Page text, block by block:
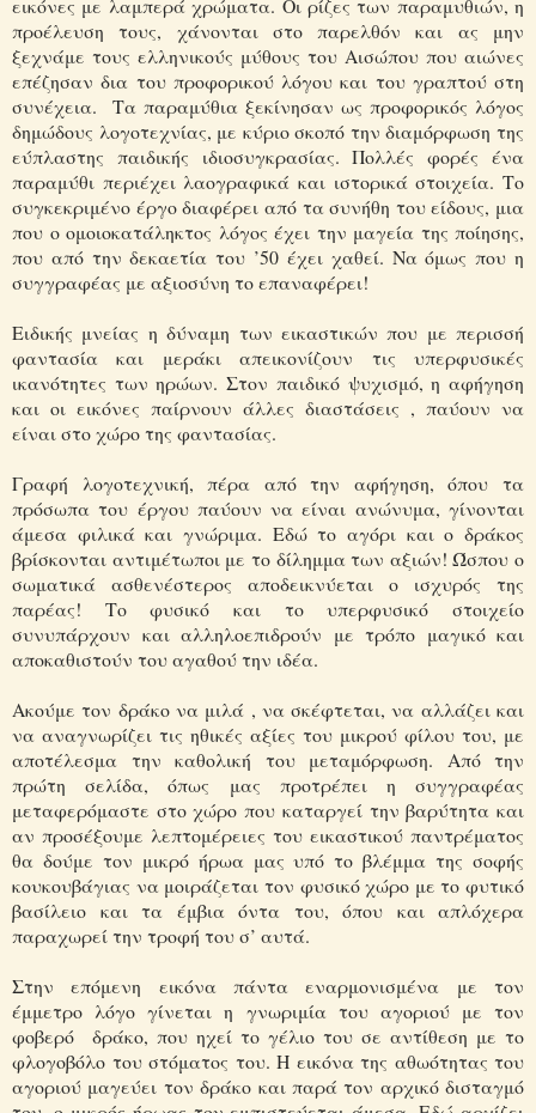
εικόνες με λαμπερά χρώματα. Οι ρίζες των παραμυθιών, η
προέλευση τους, χάνονται στο παρελθόν και ας μην
ξεχνάμε τους ελληνικούς μύθους του Αισώπου που αιώνες
επέζησαν δια του προφορικού λόγου και του γραπτού στη
συνέχεια. Τα παραμύθια ξεκίνησαν ως προφορικός λόγος
δημώδους λογοτεχνίας, με κύριο σκοπό την διαμόρφωση της
εύπλαστης παιδικής ιδιοσυγκρασίας. Πολλές φορές ένα
παραμύθι περιέχει λαογραφικά και ιστορικά στοιχεία. Το
συγκεκριμένο έργο διαφέρει από τα συνήθη του είδους, μια
που ο ομοιοκατάληκτος λόγος έχει την μαγεία της ποίησης,
που από την δεκαετία του ’50 έχει χαθεί. Να όμως που η
συγγραφέας με αξιοσύνη το επαναφέρει!
Ειδικής μνείας η δύναμη των εικαστικών που με περισσή
φαντασία και μεράκι απεικονίζουν τις υπερφυσικές
ικανότητες των ηρώων. Στον παιδικό ψυχισμό, η αφήγηση
και οι εικόνες παίρνουν άλλες διαστάσεις , παύουν να
είναι στο χώρο της φαντασίας.
Γραφή λογοτεχνική, πέρα από την αφήγηση, όπου τα
πρόσωπα του έργου παύουν να είναι ανώνυμα, γίνονται
άμεσα φιλικά και γνώριμα. Εδώ το αγόρι και ο δράκος
βρίσκονται αντιμέτωποι με το δίλημμα των αξιών! Ώσπου ο
σωματικά ασθενέστερος αποδεικνύεται ο ισχυρός της
παρέας! Το φυσικό και το υπερφυσικό στοιχείο
συνυπάρχουν και αλληλοεπιδρούν με τρόπο μαγικό και
αποκαθιστούν του αγαθού την ιδέα.
Ακούμε τον δράκο να μιλά , να σκέφτεται, να αλλάζει και
να αναγνωρίζει τις ηθικές αξίες του μικρού φίλου του, με
αποτέλεσμα την καθολική του μεταμόρφωση. Από την
πρώτη σελίδα, όπως μας προτρέπει η συγγραφέας
μεταφερόμαστε στο χώρο που καταργεί την βαρύτητα και
αν προσέξουμε λεπτομέρειες του εικαστικού παντρέματος
θα δούμε τον μικρό ήρωα μας υπό το βλέμμα της σοφής
κουκουβάγιας να μοιράζεται τον φυσικό χώρο με το φυτικό
βασίλειο και τα έμβια όντα του, όπου και απλόχερα
παραχωρεί την τροφή του σ’ αυτά.
Στην επόμενη εικόνα πάντα εναρμονισμένα με τον
έμμετρο λόγο γίνεται η γνωριμία του αγοριού με τον
φοβερό δράκο, που ηχεί το γέλιο του σε αντίθεση με το
φλογοβόλο του στόματος του. Η εικόνα της αθωότητας του
αγοριού μαγεύει τον δράκο και παρά τον αρχικό δισταγμό